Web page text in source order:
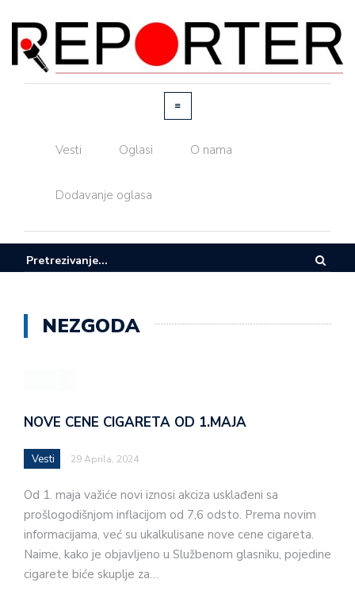
Vesti Oglasi O nama
Dodavanje oglasa
NEZGODA
NOVE CENE CIGARETA OD 1.MAJA
Vesti 29 Aprila, 2024
Od 1. maja važiće novi iznosi akciza usklađeni sa
prošlogodišnjom inflacijom od 7,6 odsto. Prema novim
informacijama, već su ukalkulisane nove cene cigareta.
Naime, kako je objavljeno u Službenom glasniku, pojedine
cigarete biće skuplje za…